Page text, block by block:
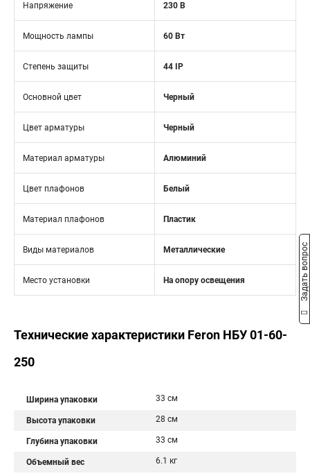
Напряжение 230 В
Мощность лампы 60 Вт
Степень защиты 44 IP
Основной цвет Черный
Цвет арматуры Черный
Материал арматуры Алюминий
Цвет плафонов Белый
Материал плафонов Пластик
Виды материалов Металлические
Место установки На опору освещения
Технические характеристики Feron НБУ 01-60-
250
Ширина упаковки 33 см
Высота упаковки 28 см
Глубина упаковки 33 см
Объемный вес 6.1 кг
Задать вопрос